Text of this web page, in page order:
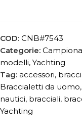
COD: CNB#7543
Categorie:
modelli, Yachting
Tag: accessori,
Braccialetti da uomo,
nautici, bracciali,
Yachting